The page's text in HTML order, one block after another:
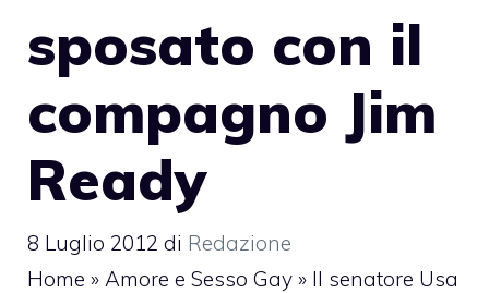
sposato con il
compagno Jim
Ready
8 Luglio 2012 di Redazione
Home » Amore e Sesso Gay » Il senatore Usa